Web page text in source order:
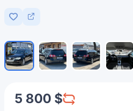
Добавить в избранное
5 800 $